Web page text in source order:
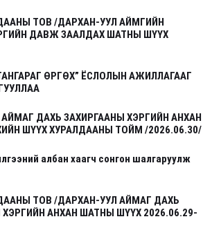
ТОВ /ДАРХАН-УУЛ АЙМГИЙН
ДАВЖ ЗААЛДАХ ШАТНЫ ШҮҮХ
ӨРГӨХ” ЁСЛОЛЫН АЖИЛЛАГААГ
ДАХЬ ЗАХИРГААНЫ ХЭРГИЙН АНХАН
ШҮҮХ ХУРАЛДААНЫ ТОЙМ /2026.06.30/
албан хаагч сонгон шалгаруулж
ТОВ /ДАРХАН-УУЛ АЙМАГ ДАХЬ
АНХАН ШАТНЫ ШҮҮХ 2026.06.29-